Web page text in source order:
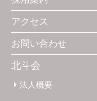
アクセス
お問い合わせ
北斗会
法人概要